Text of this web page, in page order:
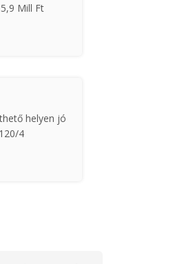
Mill Ft
helyen jó
4